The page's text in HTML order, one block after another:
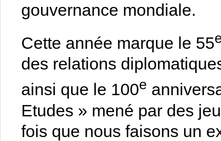
gouvernance mondiale.
Cette année marque le 55
des relations
ainsi que le 100e
Etudes » mené par des
fois que nous faisons un